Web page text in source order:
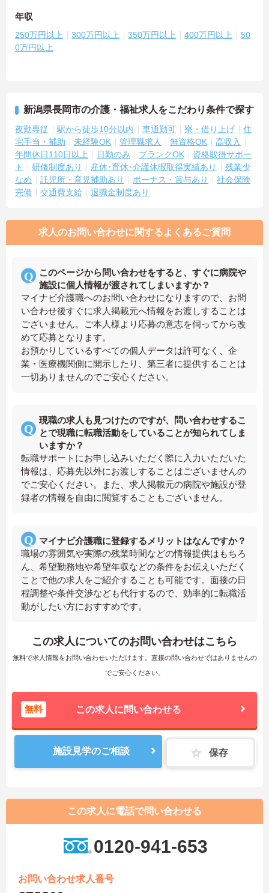
年収
250万円以上 300万円以上 350万円以上 400万円以上
50
0万円以上
新潟県長岡市の介護・福祉求人をこだわり条件で探す
夜勤専従 駅から徒歩10分以内 車通勤可 寮・借り上げ
住
宅手当・補助
未経験OK 管理職求人 無資格OK
高収入
年間休日110日以上
日勤のみ ブランクOK
資格取得サポー
ト
研修制度あり 産休･育休･介護休暇取得実績あり
残業少
なめ
託児所・育児補助あり ボーナス・賞与あり
社会保険
完備
交通費支給 退職金制度あり
求人のお問い合わせに関するよくあるご質問
このページから問い合わせをすると、すぐに病院や
施設に個人情報が渡されてしまいますか？
マイナビ介護職へのお問い合わせになりますので、お問
い合わせ後すぐに求人掲載元へ情報をお渡しすることは
ございません。ご本人様より応募の意志を伺ってから改
めて応募となります。
お預かりしているすべての個人データは許可なく、企
業・医療機関側に開示したり、第三者に提供することは
一切ありませんのでご安心ください。
現職の求人も見つけたのですが、問い合わせするこ
とで現職に転職活動をしていることが知られてしま
いますか？
転職サポートにお申し込みいただく際に入力いただいた
情報は、応募先以外にお渡しすることはございませんの
でご安心ください。また、求人掲載元の病院や施設が登
録者の情報を自由に閲覧することもございません。
マイナビ介護職に登録するメリットはなんですか？
職場の雰囲気や実際の残業時間などの情報提供はもちろ
ん、希望勤務地や希望年収などの条件をお伝えいただく
ことで他の求人をご紹介することも可能です。面接の日
程調整や条件交渉なども代行するので、効率的に転職活
動がしたい方におすすめです。
この求人についてのお問い合わせはこちら
無料で求人情報をお問い合わせいただけます。直接の問い合わせではありませんの
でご安心ください。
無料 この求人に問い合わせる
施設見学のご相談 保存
この求人に電話で問い合わせる
0120-941-653
お問い合わせ求人番号